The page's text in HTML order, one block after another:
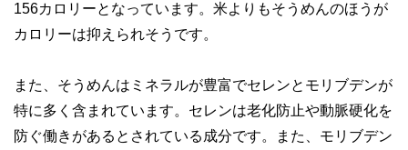
コンシェルジュを目指します。
156カロリーとなっています。米よりもそうめんのほうが
カロリーは抑えられそうです。
また、そうめんはミネラルが豊富でセレンとモリブデンが
特に多く含まれています。セレンは老化防止や動脈硬化を
防ぐ働きがあるとされている成分です。また、モリブデン